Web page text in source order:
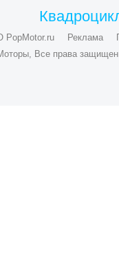
PopMotor.ru Реклама
Все права